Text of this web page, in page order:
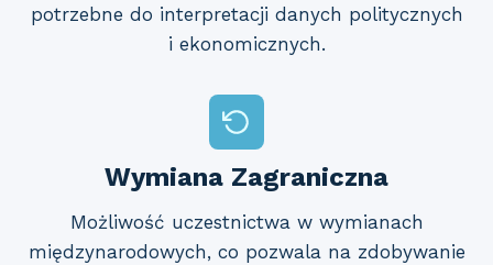
potrzebne do interpretacji danych politycznych
i ekonomicznych.
Wymiana Zagraniczna
Możliwość uczestnictwa w wymianach
międzynarodowych, co pozwala na zdobywanie